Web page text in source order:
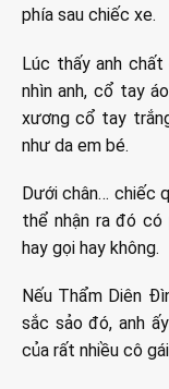
phía sau chiếc xe.
Lúc thấy anh
nhìn anh, cổ tay
xương cổ tay
như da em bé.
Dưới chân… chiếc
thể nhận ra đó có
hay gọi hay không.
Nếu Thẩm Diên
sắc sảo đó, anh
của rất nhiều cô